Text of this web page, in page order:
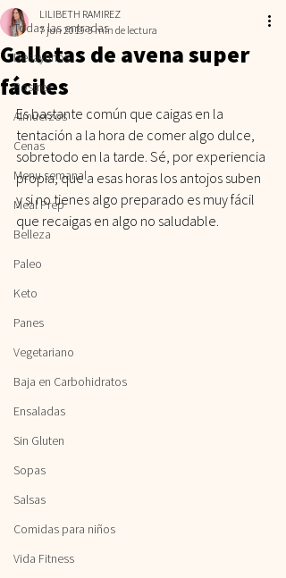
Todas las entradas
Desayunos
Postres
Almuerzos
Cenas
Menu semanal
Meal Prep
Belleza
Paleo
Keto
Panes
Vegetariano
Baja en Carbohidratos
Ensaladas
Sin Gluten
Sopas
Salsas
Comidas para niños
Vida Fitness
Galletas de avena super
fáciles
LILIBETH RAMIREZ
7 jun 2019 3 min de lectura
Es bastante común que caigas en la
tentación a la hora de comer algo dulce,
sobretodo en la tarde. Sé, por experiencia
propia, que a esas horas los antojos suben
y si no tienes algo preparado es muy fácil
que recaigas en algo no saludable.